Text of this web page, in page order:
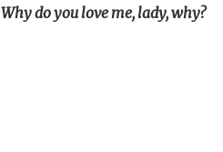
Why do you love me, lady, why?